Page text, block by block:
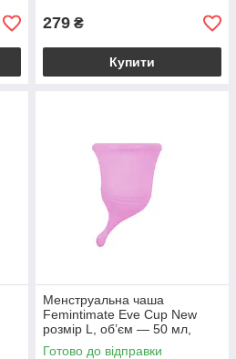
279 ₴
Купити
Менструальна чаша
Femintimate Eve Cup New
розмір L, об’єм — 50 мл,
ергономічний дизайн
Готово до відправки